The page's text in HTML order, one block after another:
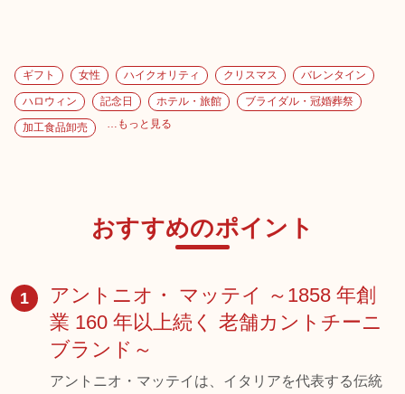
ギフト 女性 ハイクオリティ クリスマス バレンタイン
ハロウィン 記念日 ホテル・旅館 ブライダル・冠婚葬祭
加工食品卸売 …もっと見る
おすすめのポイント
1
アントニオ・ マッテイ ～1858 年創
業 160 年以上続く 老舗カントチーニ
ブランド～
アントニオ・マッテイは、イタリアを代表する伝統